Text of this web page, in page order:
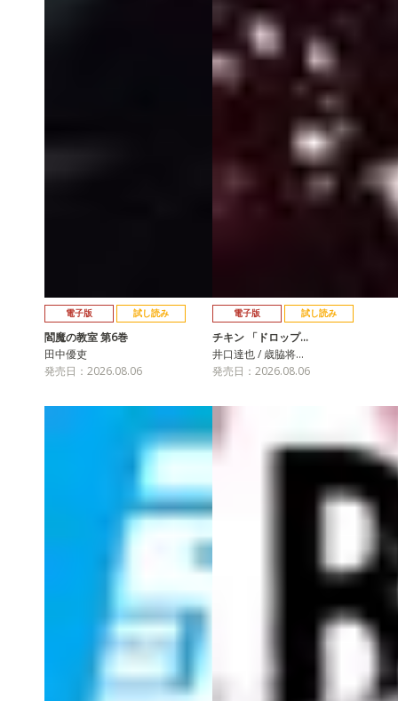
電子版 試し読み
閻魔の教室 第6巻
田中優吏
発売日：2026.08.06
電子版 試し読み
チキン 「ドロップ…
井口達也 / 歳脇将…
発売日：2026.08.06